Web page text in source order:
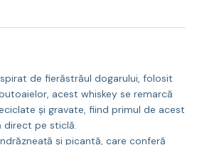
de fierăstrăul dogarului, folosit
acest whiskey se remarcă
și gravate, fiind primul de acest
direct pe sticlă.
și picantă, care conferă